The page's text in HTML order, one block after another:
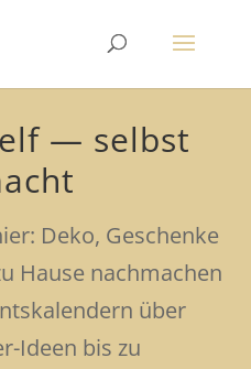
— selbst
Deko, Geschenke
Hause nachmachen
über
Ideen bis zu